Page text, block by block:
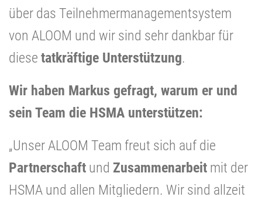
über das Teilnehmermanagementsystem
von ALOOM und wir sind sehr dankbar für
diese tatkräftige Unterstützung.
Wir haben Markus gefragt, warum er und
sein Team die HSMA unterstützen:
„Unser ALOOM Team freut sich auf die
Partnerschaft und Zusammenarbeit mit der
HSMA und allen Mitgliedern. Wir sind allzeit